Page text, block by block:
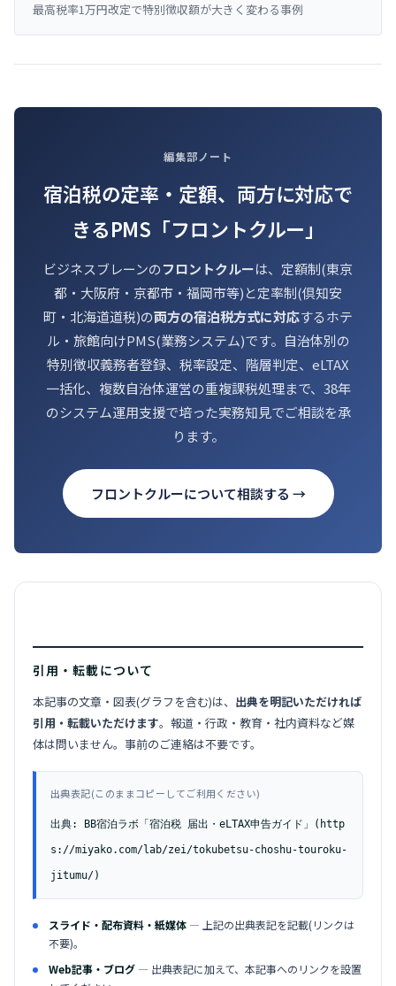
最高税率1万円改定で特別徴収額が大きく変わる事例
編集部ノート
宿泊税の定率・定額、両方に対応で
きるPMS「フロントクルー」
ビジネスブレーンのフロントクルーは、定額制(東京
都・大阪府・京都市・福岡市等)と定率制(倶知安
町・北海道道税)の両方の宿泊税方式に対応するホテ
ル・旅館向けPMS(業務システム)です。自治体別の
特別徴収義務者登録、税率設定、階層判定、eLTAX
一括化、複数自治体運営の重複課税処理まで、38年
のシステム運用支援で培った実務知見でご相談を承
ります。
フロントクルーについて相談する →
引用・転載について
本記事の文章・図表(グラフを含む)は、 出典を明記いただければ
引用・転載いただけます。報道・行政・教育・社内資料など媒
体は問いません。事前のご連絡は不要です。
出典表記(このままコピーしてご利用ください)
出典: BB宿泊ラボ「宿泊税 届出・eLTAX申告ガイド」(http
s://miyako.com/lab/zei/tokubetsu-choshu-touroku-
jitumu/)
スライド・配布資料・紙媒体 — 上記の出典表記を記載(リンクは
不要)。
Web記事・ブログ — 出典表記に加えて、本記事へのリンクを設置